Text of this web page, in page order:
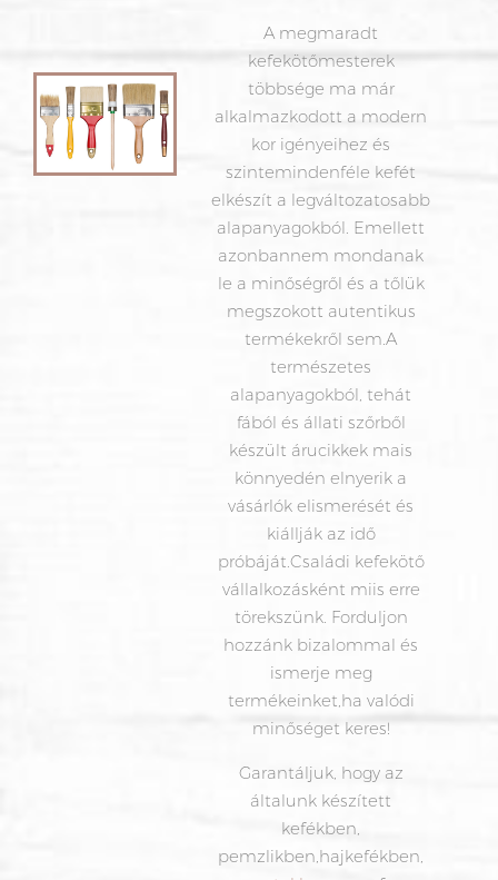
A megmaradt
kefekötőmesterek
többsége ma már
alkalmazkodott a modern
kor igényeihez és
szintemindenféle kefét
elkészít a legváltozatosabb
alapanyagokból. Emellett
azonbannem mondanak
le a minőségről és a tőlük
megszokott autentikus
termékekről sem.A
természetes
alapanyagokból, tehát
fából és állati szőrből
készült árucikkek mais
könnyedén elnyerik a
vásárlók elismerését és
kiállják az idő
próbáját.Családi kefekötő
vállalkozásként miis erre
törekszünk. Forduljon
hozzánk bizalommal és
ismerje meg
termékeinket,ha valódi
minőséget keres!
Garantáljuk, hogy az
általunk készített
kefékben,
pemzlikben,hajkefékben,